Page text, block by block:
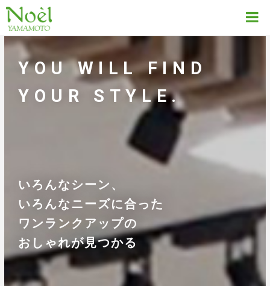
YOU WILL FIND
YOUR STYLE.
いろんなシーン、
いろんなニーズに合った
ワンランクアップの
おしゃれが見つかる